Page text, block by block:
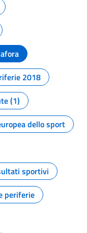
2018
(1)
dello sport
sportivi
periferie